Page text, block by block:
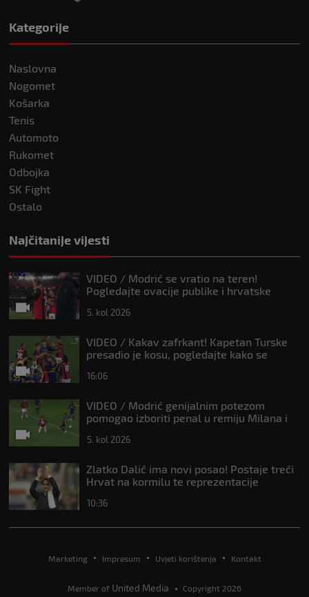
Kategorije
Naslovna
Nogomet
Košarka
Tenis
Automoto
Rukomet
Odbojka
SK Fight
Ostalo
Najčitanije vijesti
VIDEO / Modrić se vratio na teren!
Pogledajte ovacije publike i hrvatske
5. kol 2026
VIDEO / Kakav zafrkant! Kapetan Turske
presadio je kosu, pogledajte kako se
16:06
VIDEO / Modrić genijalnim potezom
pomogao izboriti penal u remiju Milana i
5. kol 2026
Zlatko Dalić ima novi posao! Postaje treći
Hrvat na kormilu te reprezentacije
10:36
Marketing Impresum Uvjeti korištenja Kontakt
Member of United Media Copyright 2026